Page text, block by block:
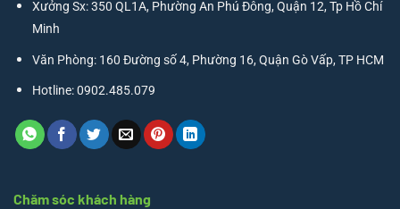
Xưởng Sx: 350 QL1A, Phường An Phú Đông, Quận 12, Tp Hồ Chí
Minh
Văn Phòng: 160 Đường số 4, Phường 16, Quận Gò Vấp, TP HCM
Hotline: 0902.485.079
Chăm sóc khách hàng